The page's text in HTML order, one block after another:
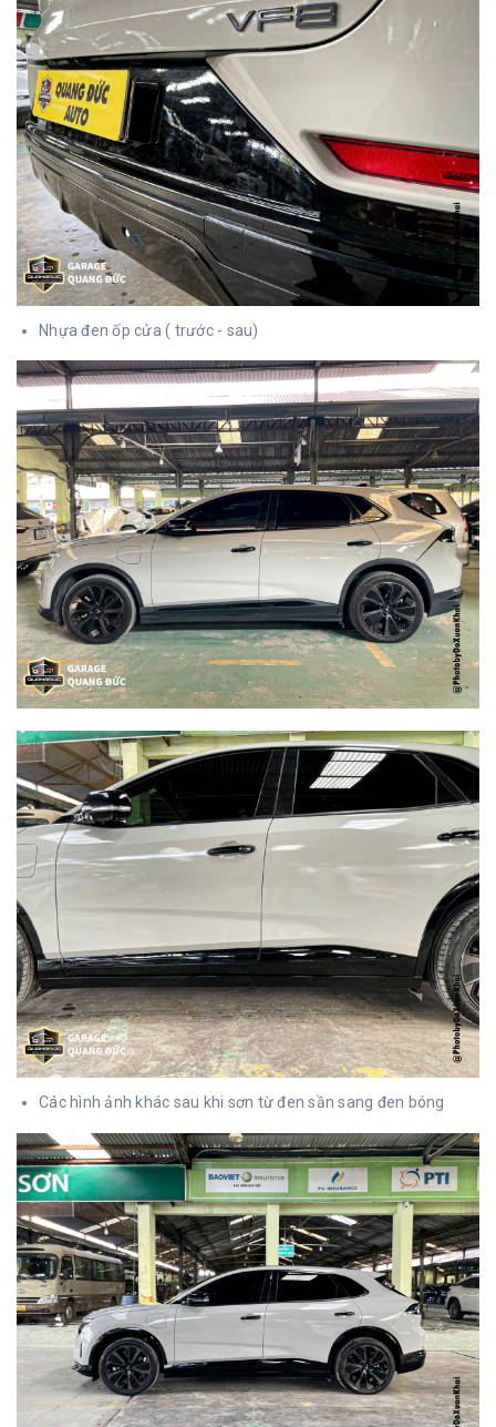
Nhựa đen ốp cửa ( trước - sau)
Các hình ảnh khác sau khi sơn từ đen sần sang đen bóng